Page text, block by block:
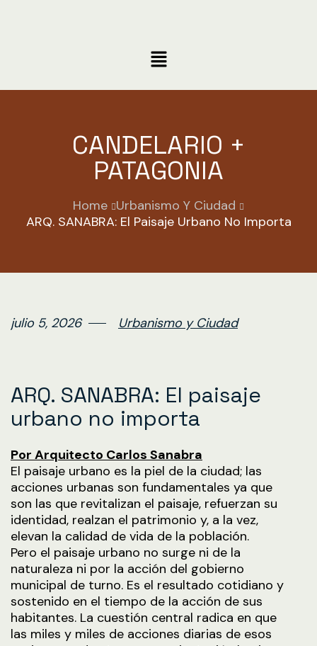
CANDELARIO +
PATAGONIA
Home Urbanismo Y Ciudad
ARQ. SANABRA: El Paisaje Urbano No Importa
julio 5, 2026 Urbanismo y Ciudad
ARQ. SANABRA: El paisaje
urbano no importa
Por Arquitecto Carlos Sanabra
El paisaje urbano es la piel de la ciudad; las
acciones urbanas son fundamentales ya que
son las que revitalizan el paisaje, refuerzan su
identidad, realzan el patrimonio y, a la vez,
elevan la calidad de vida de la población.
Pero el paisaje urbano no surge ni de la
naturaleza ni por la acción del gobierno
municipal de turno. Es el resultado cotidiano y
sostenido en el tiempo de la acción de sus
habitantes. La cuestión central radica en que
las miles y miles de acciones diarias de esos